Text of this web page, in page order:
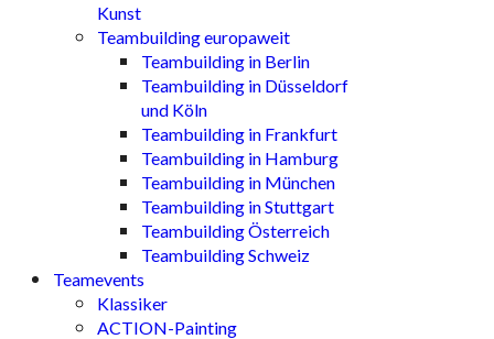
Kunst
Teambuilding europaweit
Teambuilding in Berlin
Teambuilding in Düsseldorf
und Köln
Teambuilding in Frankfurt
Teambuilding in Hamburg
Teambuilding in München
Teambuilding in Stuttgart
Teambuilding Österreich
Teambuilding Schweiz
Teamevents
Klassiker
ACTION-Painting